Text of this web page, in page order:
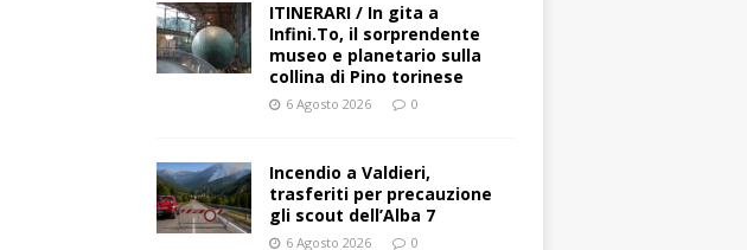
ITINERARI / In gita a
Infini.To, il sorprendente
museo e planetario sulla
collina di Pino torinese
6 Agosto 2026 0
Incendio a Valdieri,
trasferiti per precauzione
gli scout dell’Alba 7
6 Agosto 2026 0